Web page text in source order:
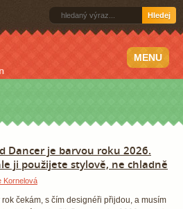
Hledej
MENU
Dancer je barvou roku 2026.
ji použijete stylově, ne chladně
Kornelová
rok čekám, s čím designéři přijdou, a musím